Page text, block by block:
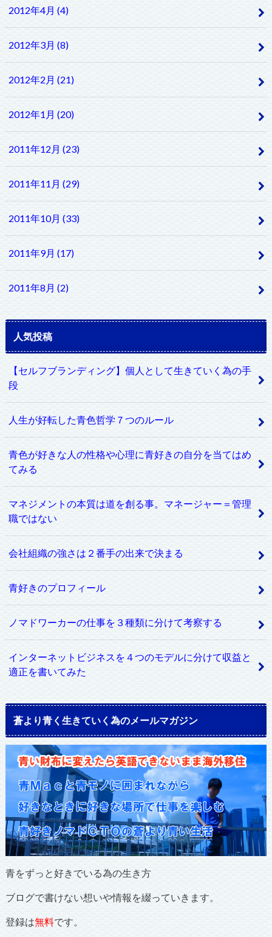
2012年4月 (4)
2012年3月 (8)
2012年2月 (21)
2012年1月 (20)
2011年12月 (23)
2011年11月 (29)
2011年10月 (33)
2011年9月 (17)
2011年8月 (2)
人気投稿
【セルフブランディング】個人として生きていく為の手
段
人生が好転した青色哲学７つのルール
青色が好きな人の性格や心理に青好きの自分を当てはめ
てみる
マネジメントの本質は道を創る事。マネージャー＝管理
職ではない
会社組織の強さは２番手の出来で決まる
青好きのプロフィール
ノマドワーカーの仕事を３種類に分けて考察する
インターネットビジネスを４つのモデルに分けて収益と
適正を書いてみた
蒼より青く生きていく為のメールマガジン
青をずっと好きでいる為の生き方
ブログで書けない想いや情報を綴っていきます。
登録は無料です。